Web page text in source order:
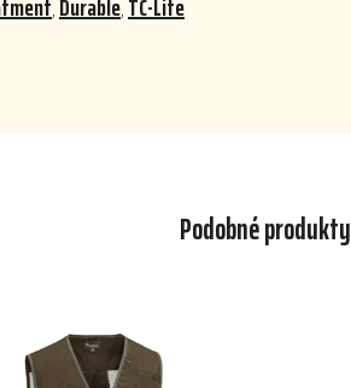
Podobné produkty